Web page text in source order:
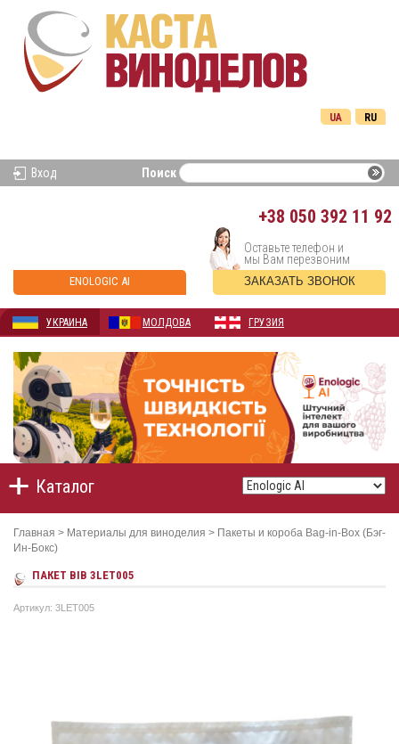
RU
UA
Вход Поиск
+38 050 392 11 92
ENOLOGIC AI
Оставьте телефон и
мы Вам перезвоним
ЗАКАЗАТЬ ЗВОНОК
УКРАИНА МОЛДОВА ГРУЗИЯ
Каталог
Главная > Материалы для виноделия > Пакеты и короба Bag-in-Box (Бэг-
Ин-Бокс)
ПАКЕТ BIB 3LET005
Артикул: 3LET005